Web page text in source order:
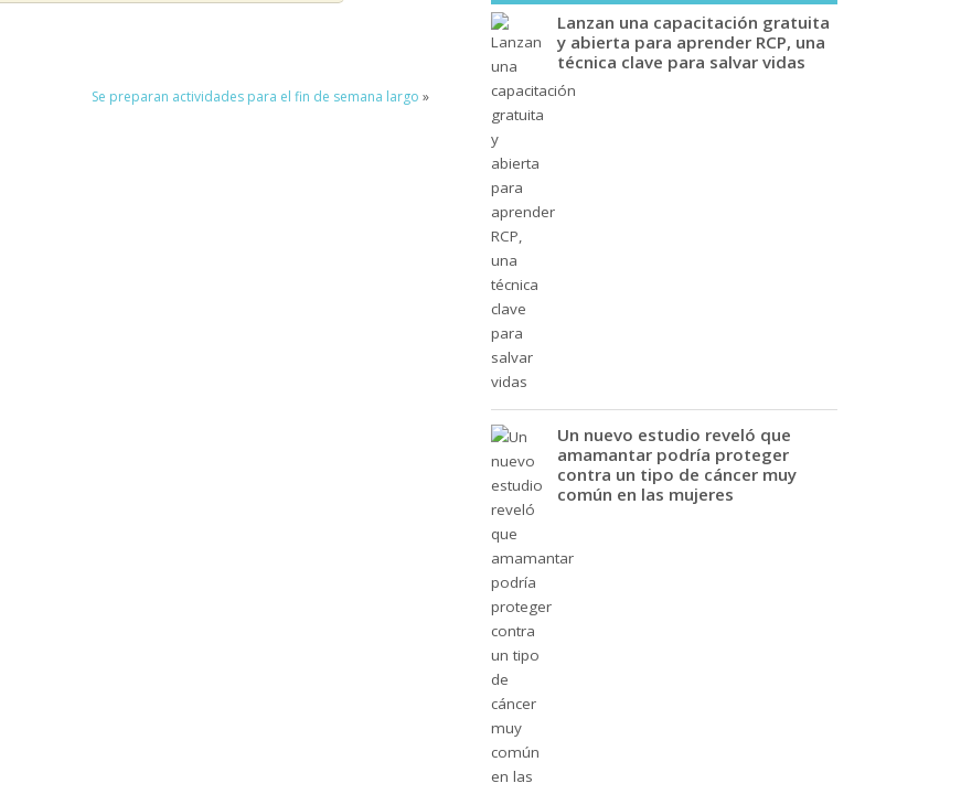
Se preparan actividades para el fin de semana largo »
Lanzan una capacitación gratuita
y abierta para aprender RCP, una
técnica clave para salvar vidas
Un nuevo estudio reveló que
amamantar podría proteger
contra un tipo de cáncer muy
común en las mujeres